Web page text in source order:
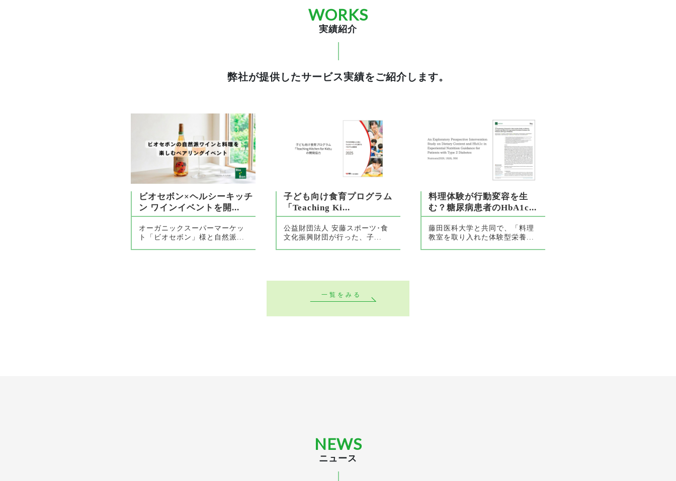
WORKS
実績紹介
弊社が提供したサービス実績をご紹介します。
ビオセボン×ヘルシーキッチ
ン ワインイベントを開...
オーガニックスーパーマーケッ
ト「ビオセボン」様と自然派...
子ども向け食育プログラム
「Teaching Ki...
公益財団法人 安藤スポーツ･食
文化振興財団が行った、子...
料理体験が行動変容を生
む？糖尿病患者のHbA1c...
藤田医科大学と共同で、「料理
教室を取り入れた体験型栄養...
一覧をみる
NEWS
ニュース